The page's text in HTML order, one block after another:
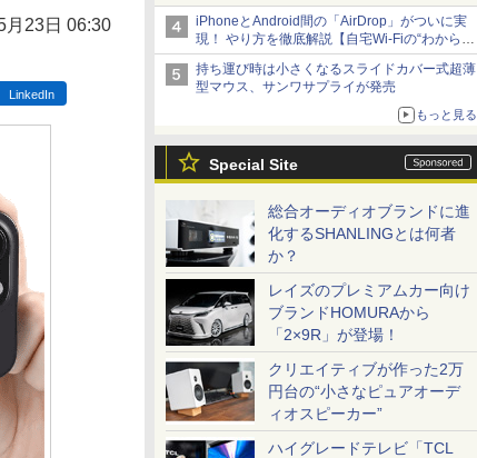
広告」対策強化を要請 著名人の写真や映像を
使った投資詐欺などへの対策として
iPhoneとAndroid間の「AirDrop」がついに実
現！ やり方を徹底解説【自宅Wi-Fiの“わからな
い”をスッキリ！】
持ち運び時は小さくなるスライドカバー式超薄
型マウス、サンワサプライが発売
もっと見る
Special Site
総合オーディオブランドに進
化するSHANLINGとは何者
か？
レイズのプレミアムカー向け
ブランドHOMURAから
「2×9R」が登場！
クリエイティブが作った2万
円台の“小さなピュアオーデ
ィオスピーカー”
ハイグレードテレビ「TCL
月23日 06:30
LinkedIn